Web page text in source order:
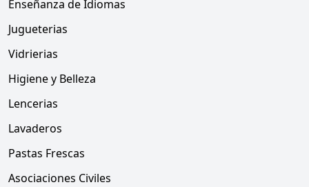
Enseñanza de Idiomas
Jugueterias
Vidrierias
Higiene y Belleza
Lencerias
Lavaderos
Pastas Frescas
Asociaciones Civiles